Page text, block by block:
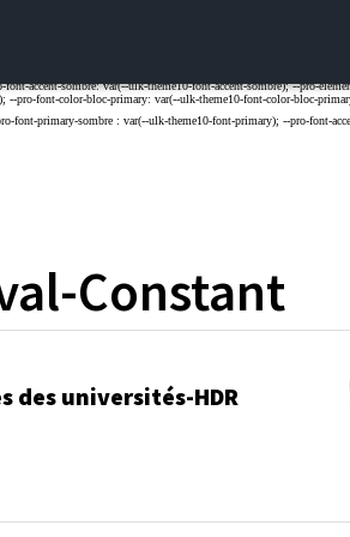
Constant
des universités-HDR